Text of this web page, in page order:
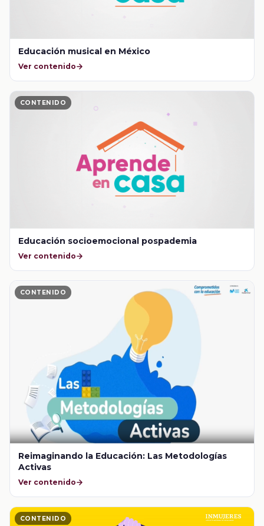
Educación musical en México
Ver contenido
CONTENIDO
Educación socioemocional pospademia
Ver contenido
CONTENIDO
Reimaginando la Educación: Las Metodologías
Activas
Ver contenido
CONTENIDO